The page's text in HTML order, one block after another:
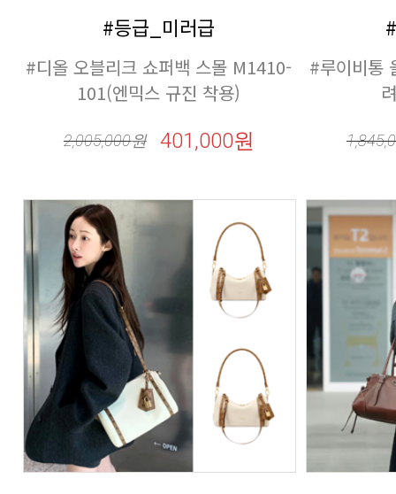
#등급_미러급
101(엔믹스 규진 착용)
2,005,000원 401,000원